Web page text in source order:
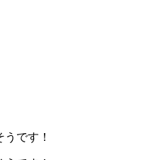
です！